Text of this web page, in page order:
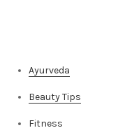
Ayurveda
Beauty Tips
Fitness